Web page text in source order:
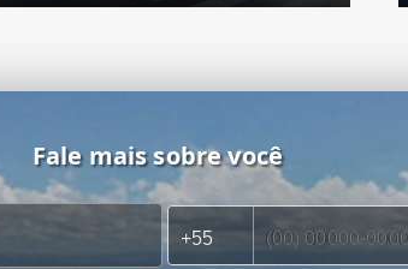
Fale mais sobre você